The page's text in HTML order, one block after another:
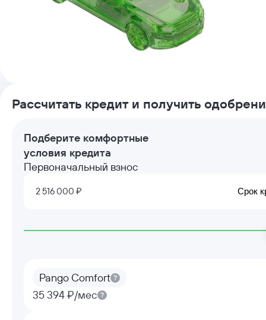
Рассчитать кредит и получить
Подберите комфортные
условия кредита
Первоначальный взнос
2 516 000 ₽ Срок
Pango Comfort
35 394 ₽/мес